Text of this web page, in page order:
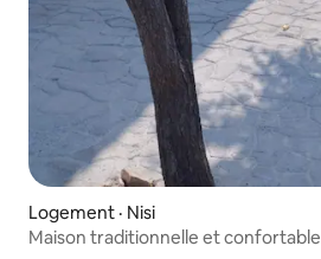
Logement · Nisi
Maison traditionnelle et confortable